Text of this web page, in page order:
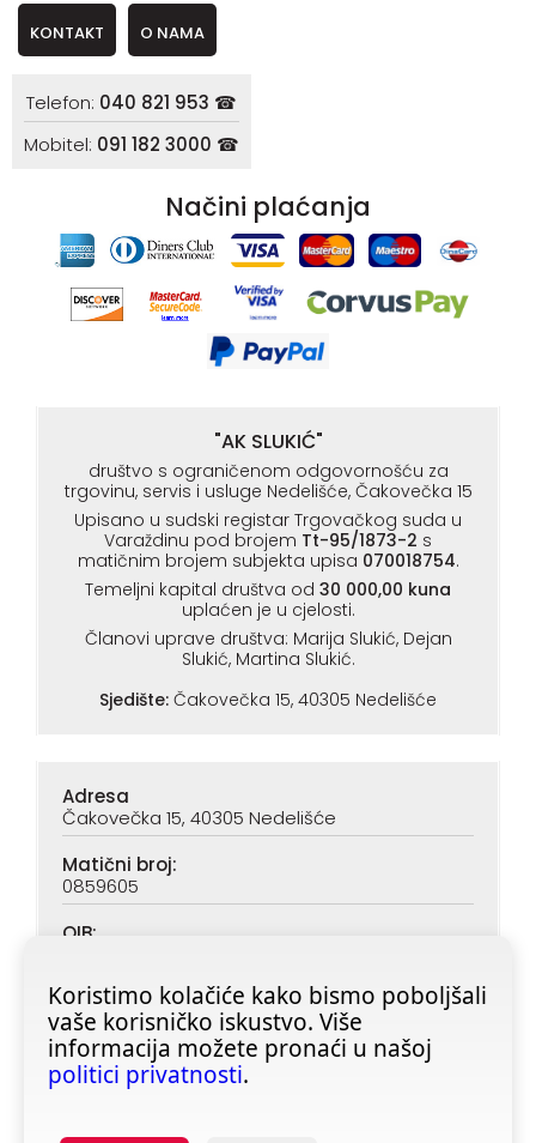
Koristimo kolačiće kako bismo poboljšali
vaše korisničko iskustvo. Više
informacija možete pronaći u našoj
politici privatnosti.
KONTAKT O NAMA
Telefon: 040 821 953 ☎
Mobitel: 091 182 3000 ☎
Načini plaćanja
"AK SLUKIĆ"
društvo s ograničenom odgovornošću za
trgovinu, servis i usluge Nedelišće, Čakovečka 15
Upisano u sudski registar Trgovačkog suda u
Varaždinu pod brojem Tt-95/1873-2 s
matičnim brojem subjekta upisa 070018754.
Temeljni kapital društva od 30 000,00 kuna
uplaćen je u cjelosti.
Članovi uprave društva: Marija Slukić, Dejan
Slukić, Martina Slukić.
Sjedište: Čakovečka 15, 40305 Nedelišće
Adresa
Čakovečka 15, 40305 Nedelišće
Matični broj:
0859605
OIB:
IBAN (PBZ):
HR6923400091116020362
IBAN (ZABA):
HR4623600001101728355